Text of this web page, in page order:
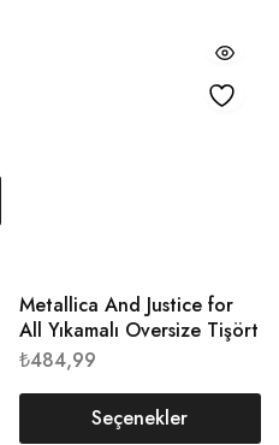
Metallica And Justice for
All Yıkamalı Oversize Tişört
₺484,99
Seçenekler